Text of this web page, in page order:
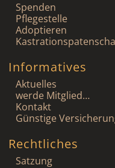
Spenden
Pflegestelle
Adoptieren
Informatives
Aktuelles
werde Mitglied…
Kontakt
Günstige
Rechtliches
Satzung